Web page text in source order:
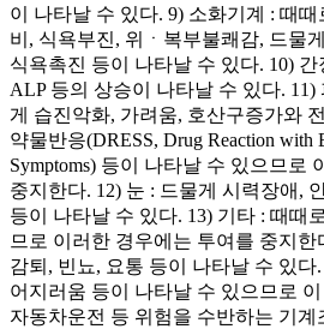
이 나타날 수 있다. 9) 소화기계 : 때때
비, 식욕부진, 위ㆍ복부불쾌감, 드물
식욕촉진 등이 나타날 수 있다. 10) 간
ALP 등의 상승이 나타날 수 있다. 11)
게 습진악화, 가려움, 호산구증가와
약물반응(DRESS, Drug Reaction with
Symptoms) 등이 나타날 수 있으므로
중지한다. 12) 눈 : 드물게 시력장애,
등이 나타날 수 있다. 13) 기타 : 때때
므로 이러한 경우에는 투여를 중지
감퇴, 빈뇨, 요통 등이 나타날 수 있다
어지러움 등이 나타날 수 있으므로
자동차운전 등 위험을 수반하는 기계